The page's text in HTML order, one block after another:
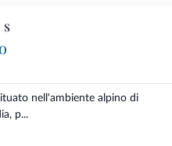
s
nell'ambiente alpino di
p...